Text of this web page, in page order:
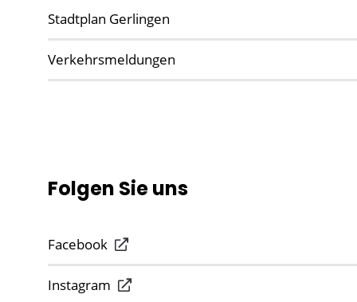
Stadtplan Gerlingen
Verkehrsmeldungen
Folgen Sie uns
Facebook
Instagram